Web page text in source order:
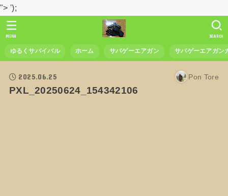
"> ');
ゆるくサバイバル ホーム サバゲーエアガン サバゲーエアガン
SEARCH
MENU
2025.06.25 Pon Tore
PXL_20250624_154342106